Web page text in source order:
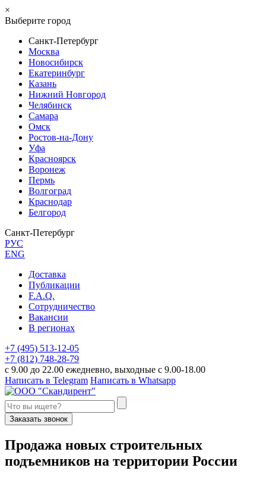
×
Выберите город
Санкт-Петербург
Москва
Новосибирск
Екатеринбург
Казань
Нижний Новгород
Челябинск
Самара
Омск
Ростов-на-Дону
Уфа
Красноярск
Воронеж
Пермь
Волгоград
Краснодар
Белгород
Санкт-Петербург
РУС
ENG
Доставка
Публикации
F.A.Q.
Сотрудничество
Вакансии
В регионах
+7 (495) 513-12-05
+7 (812) 748-28-79
с 9.00 до 22.00 ежедневно, выходные с 9.00-18.00
Написать в Telegram Написать в Whatsapp
Заказать звонок
Продажа новых строительных
подъемников на территории России